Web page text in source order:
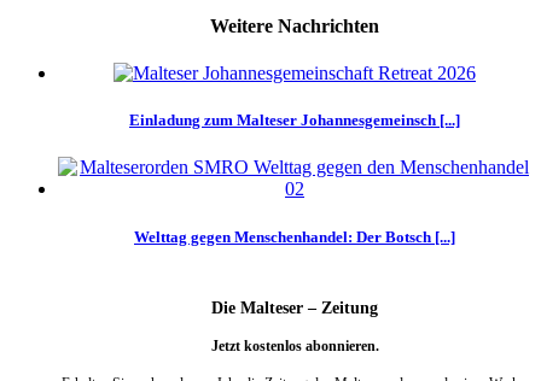
Weitere Nachrichten
Einladung zum Malteser Johannesgemeinsch [...]
Welttag gegen Menschenhandel: Der Botsch [...]
Die Malteser – Zeitung
Jetzt kostenlos abonnieren.